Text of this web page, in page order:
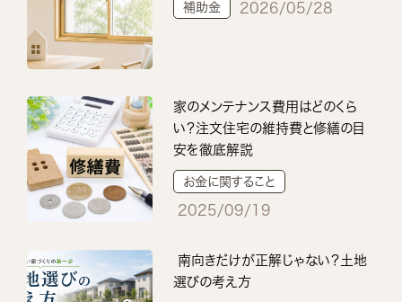
補助金 2026/05/28
家のメンテナンス費用はどのくら
い？注文住宅の維持費と修繕の目
安を徹底解説
お金に関すること
2025/09/19
南向きだけが正解じゃない？土地
選びの考え方